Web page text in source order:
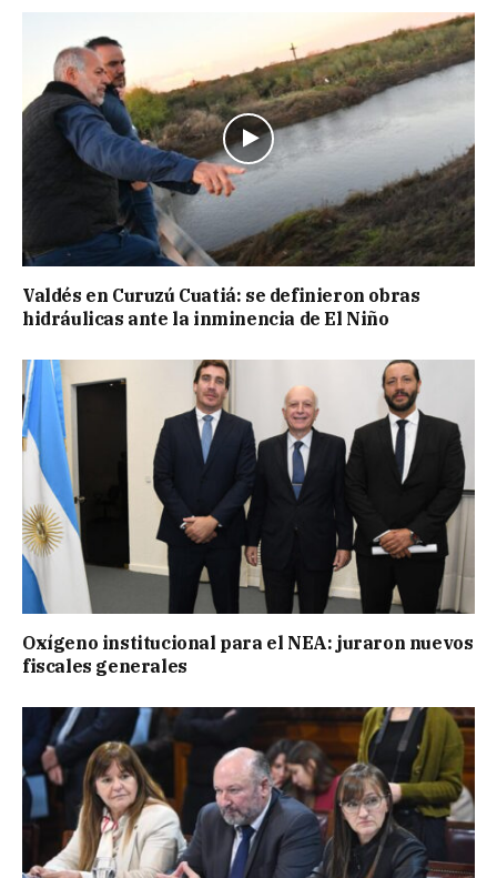
Valdés en Curuzú Cuatiá: se definieron obras
hidráulicas ante la inminencia de El Niño
Oxígeno institucional para el NEA: juraron nuevos
fiscales generales